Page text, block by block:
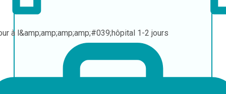
à l&amp;amp;amp;amp;#039;hôpital 1-2 jours